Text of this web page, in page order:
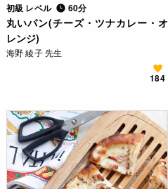
初級 レベル 60分
丸いパン(チーズ・ツナカレー・オ
レンジ)
海野 綾子 先生
184